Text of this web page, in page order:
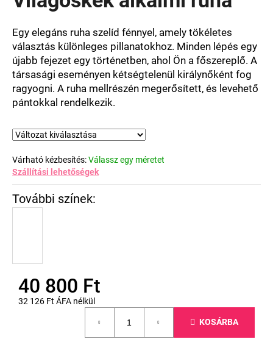
értékelése
0,0
csillag.
Egy elegáns ruha szelíd fénnyel, amely tökéletes
választás különleges pillanatokhoz. Minden lépés egy
újabb fejezet egy történetben, ahol Ön a főszereplő. A
társasági eseményen kétségtelenül királynőként fog
ragyogni. A ruha mellrészén megerősített, és levehető
pántokkal rendelkezik.
Várható kézbesítés:Válassz egy méretet
Szállítási lehetőségek
40 800 Ft
32 126 Ft ÁFA nélkül
KOSÁRBA